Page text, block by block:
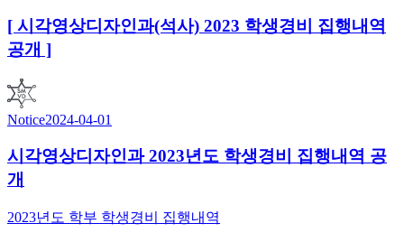
[ 시각영상디자인과(석사) 2023 학생경비 집행내역
공개 ]
Notice2024-04-01
시각영상디자인과 2023년도 학생경비 집행내역 공
개
2023년도 학부 학생경비 집행내역